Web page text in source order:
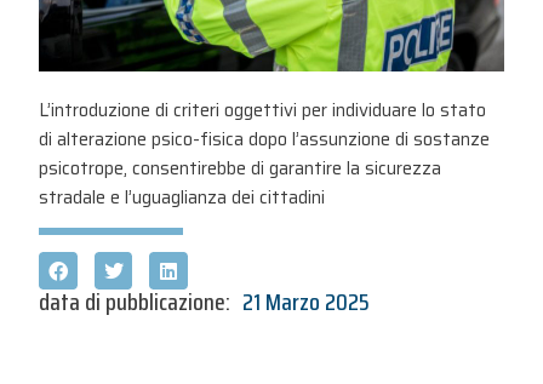
L’introduzione di criteri oggettivi per individuare lo stato
di alterazione psico-fisica dopo l’assunzione di sostanze
psicotrope, consentirebbe di garantire la sicurezza
stradale e l’uguaglianza dei cittadini
data di pubblicazione: 21 Marzo 2025